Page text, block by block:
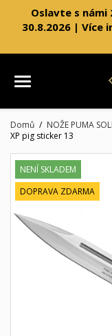
Oslavte s
30.8.2026 | Více
Domů NOŽE PUMA
XP pig sticker 13
NENÍ SKLADEM
DOPRAVA ZDARMA